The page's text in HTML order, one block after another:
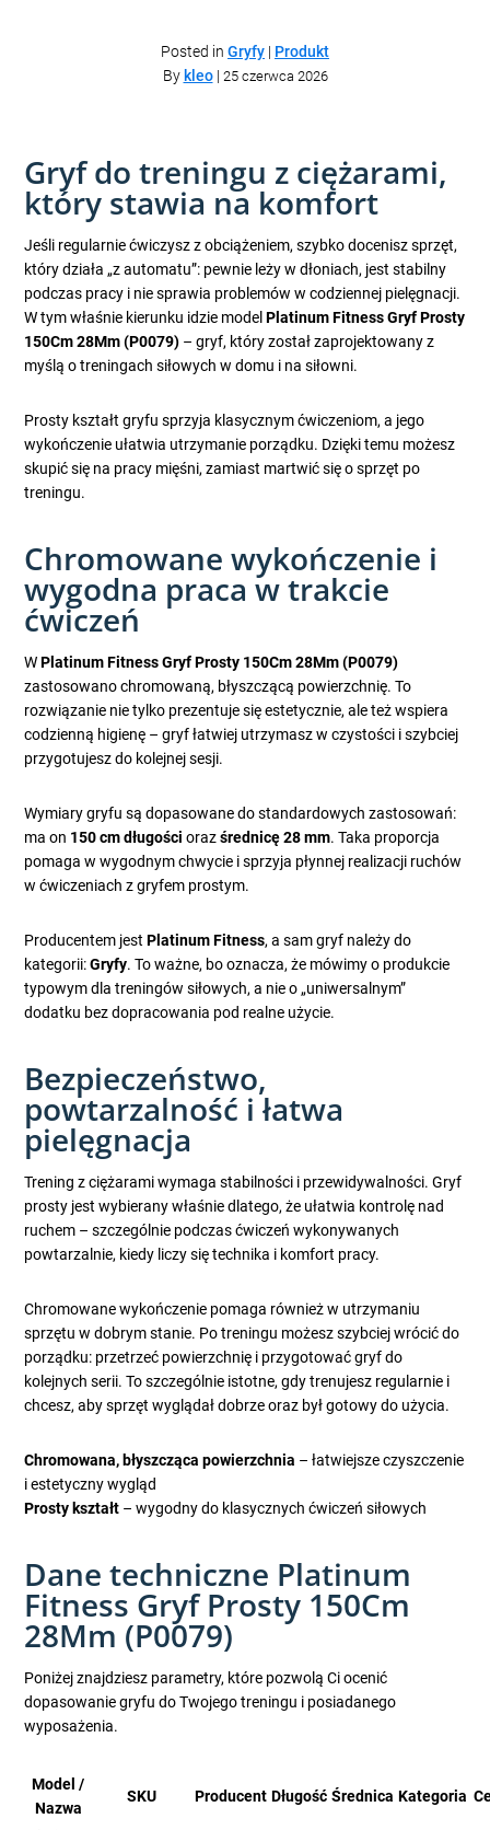
Posted in Gryfy | Produkt
By kleo| 25 czerwca 2026
Gryf do treningu z ciężarami,
który stawia na komfort
Jeśli regularnie ćwiczysz z obciążeniem, szybko docenisz sprzęt,
który działa „z automatu”: pewnie leży w dłoniach, jest stabilny
podczas pracy i nie sprawia problemów w codziennej pielęgnacji.
W tym właśnie kierunku idzie modelPlatinum Fitness Gryf Prosty
150Cm 28Mm (P0079) – gryf, który został zaprojektowany z
myślą o treningach siłowych w domu i na siłowni.
Prosty kształt gryfu sprzyja klasycznym ćwiczeniom, a jego
wykończenie ułatwia utrzymanie porządku. Dzięki temu możesz
skupić się na pracy mięśni, zamiast martwić się o sprzęt po
treningu.
Chromowane wykończenie i
wygodna praca w trakcie
ćwiczeń
WPlatinum Fitness Gryf Prosty 150Cm 28Mm (P0079)
zastosowano chromowaną, błyszczącą powierzchnię. To
rozwiązanie nie tylko prezentuje się estetycznie, ale też wspiera
codzienną higienę – gryf łatwiej utrzymasz w czystości i szybciej
przygotujesz do kolejnej sesji.
Wymiary gryfu są dopasowane do standardowych zastosowań:
ma on 150 cm długości orazśrednicę 28 mm. Taka proporcja
pomaga w wygodnym chwycie i sprzyja płynnej realizacji ruchów
w ćwiczeniach z gryfem prostym.
Producentem jestPlatinum Fitness, a sam gryf należy do
kategorii:Gryfy. To ważne, bo oznacza, że mówimy o produkcie
typowym dla treningów siłowych, a nie o „uniwersalnym”
dodatku bez dopracowania pod realne użycie.
Bezpieczeństwo,
powtarzalność i łatwa
pielęgnacja
Trening z ciężarami wymaga stabilności i przewidywalności. Gryf
prosty jest wybierany właśnie dlatego, że ułatwia kontrolę nad
ruchem – szczególnie podczas ćwiczeń wykonywanych
powtarzalnie, kiedy liczy się technika i komfort pracy.
Chromowane wykończenie pomaga również w utrzymaniu
sprzętu w dobrym stanie. Po treningu możesz szybciej wrócić do
porządku: przetrzeć powierzchnię i przygotować gryf do
kolejnych serii. To szczególnie istotne, gdy trenujesz regularnie i
chcesz, aby sprzęt wyglądał dobrze oraz był gotowy do użycia.
Chromowana, błyszcząca powierzchnia – łatwiejsze czyszczenie
i estetyczny wygląd
Prosty kształt – wygodny do klasycznych ćwiczeń siłowych
Dane techniczne Platinum
Fitness Gryf Prosty 150Cm
28Mm (P0079)
Poniżej znajdziesz parametry, które pozwolą Ci ocenić
dopasowanie gryfu do Twojego treningu i posiadanego
wyposażenia.
Model /
Nazwa
SKU Producent Długość Średnica Kategoria